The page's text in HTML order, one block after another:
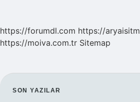
https://forumdl.com https://
https://moiva.com.tr Sitemap
SIDEBAR
SON YAZILAR